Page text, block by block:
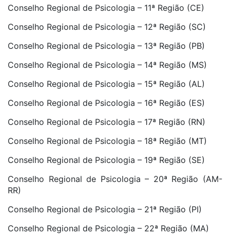
Conselho Regional de Psicologia – 11ª Região (CE)
Conselho Regional de Psicologia – 12ª Região (SC)
Conselho Regional de Psicologia – 13ª Região (PB)
Conselho Regional de Psicologia – 14ª Região (MS)
Conselho Regional de Psicologia – 15ª Região (AL)
Conselho Regional de Psicologia – 16ª Região (ES)
Conselho Regional de Psicologia – 17ª Região (RN)
Conselho Regional de Psicologia – 18ª Região (MT)
Conselho Regional de Psicologia – 19ª Região (SE)
Conselho Regional de Psicologia – 20ª Região (AM-
RR)
Conselho Regional de Psicologia – 21ª Região (PI)
Conselho Regional de Psicologia – 22ª Região (MA)